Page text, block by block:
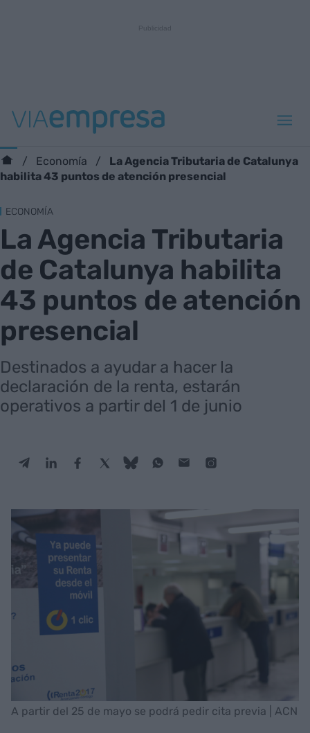
Economía
La Agencia Tributaria de Catalunya
habilita 43 puntos de atención presencial
ECONOMÍA
La Agencia Tributaria
de Catalunya habilita
43 puntos de atención
presencial
Destinados a ayudar a hacer la
declaración de la renta, estarán
operativos a partir del 1 de junio
A partir del 25 de mayo se podrá pedir cita previa | ACN